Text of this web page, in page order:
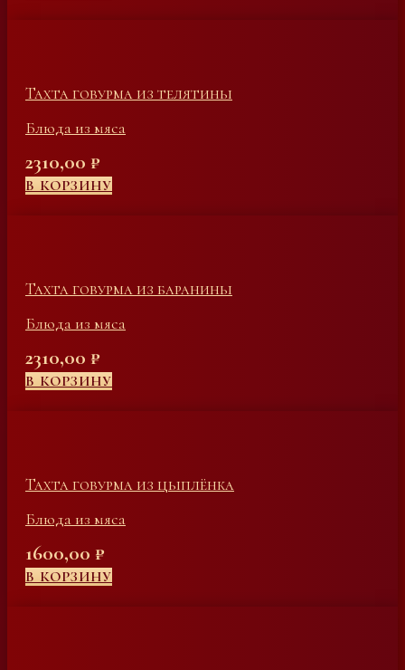
Тахта говурма из телятины
Блюда из мяса
2310,00 ₽
В КОРЗИНУ
Тахта говурма из баранины
Блюда из мяса
2310,00 ₽
В КОРЗИНУ
Тахта говурма из цыплёнка
Блюда из мяса
1600,00 ₽
В КОРЗИНУ